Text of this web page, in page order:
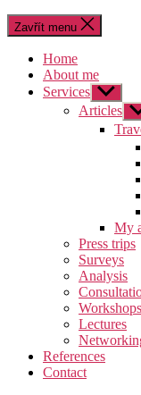
Zavřít menu
Home
About me
Services Zobrazit
Articles
My
Press trips
Surveys
Analysis
Workshops
Lectures
References
Contact